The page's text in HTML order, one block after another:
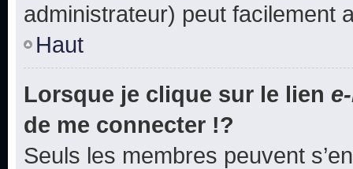
administrateur) peut facilement
Haut
Lorsque je clique sur le lien
de me connecter !?
Seuls les membres peuvent